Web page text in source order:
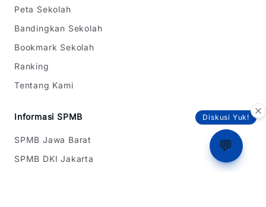
Diskusi Yuk!
💬
Peta Sekolah
Bandingkan Sekolah
Bookmark Sekolah
Ranking
Tentang Kami
Informasi SPMB
SPMB Jawa Barat
SPMB DKI Jakarta